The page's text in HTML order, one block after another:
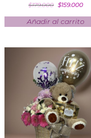
$179.000 $159.000
Añadir al carrito